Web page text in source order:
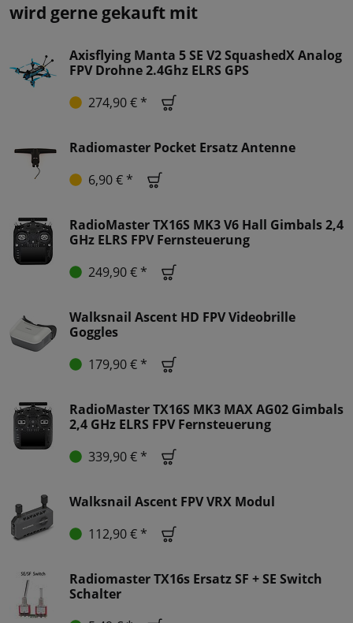
wird gerne gekauft mit
Axisflying Manta 5 SE V2 SquashedX Analog
FPV Drohne 2.4Ghz ELRS GPS
274,90 € *
Radiomaster Pocket Ersatz Antenne
6,90 € *
RadioMaster TX16S MK3 V6 Hall Gimbals 2,4
GHz ELRS FPV Fernsteuerung
249,90 € *
Walksnail Ascent HD FPV Videobrille
Goggles
179,90 € *
RadioMaster TX16S MK3 MAX AG02 Gimbals
2,4 GHz ELRS FPV Fernsteuerung
339,90 € *
Walksnail Ascent FPV VRX Modul
112,90 € *
Radiomaster TX16s Ersatz SF + SE Switch
Schalter